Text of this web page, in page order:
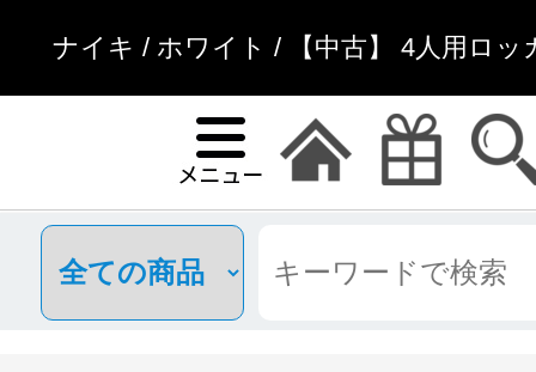
ナイキ / ホワイト / 【中古】 4人用ロッ